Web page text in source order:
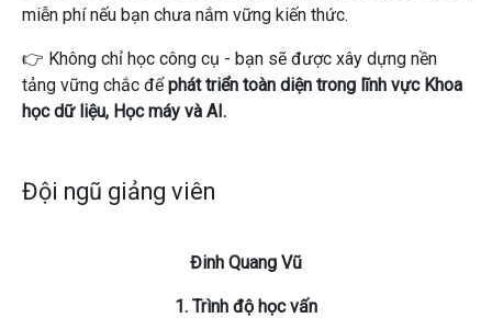
miễn phí nếu bạn chưa nắm vững kiến ​​thức.
👉 Không chỉ học công cụ - bạn sẽ được xây dựng nền
tảng vững chắc đểphát triển toàn diện trong lĩnh vực Khoa
học dữ liệu, Học máy và AI.
Đội ngũ giảng viên
Đinh Quang Vũ
1. Trình độ học vấn